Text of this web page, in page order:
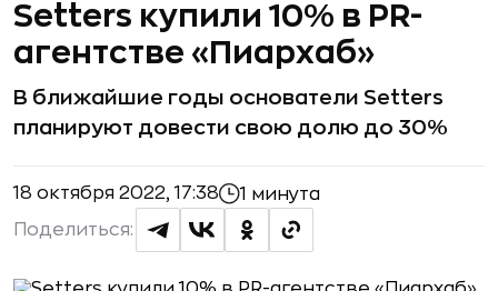
Setters купили 10% в PR-
агентстве «Пиархаб»
В ближайшие годы основатели Setters
планируют довести свою долю до 30%
18 октября 2022, 17:38 1 минута
Поделиться: